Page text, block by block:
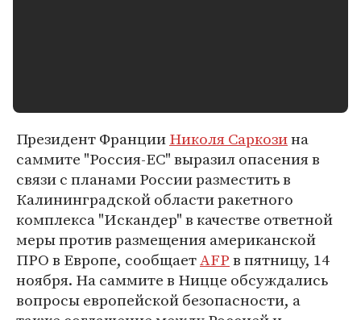
Президент ФранцииНиколя Саркозина
саммите "Россия-ЕС" выразил опасения в
связи с планами России разместить в
Калининградской области ракетного
комплекса "Искандер" в качестве ответной
меры против размещения американской
ПРО в Европе, сообщаетAFPв пятницу, 14
ноября. На саммите в Ницце обсуждались
вопросы европейской безопасности, а